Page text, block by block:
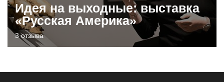
Идея на выходные: выставка
«Русская Америка»
3 отзыва